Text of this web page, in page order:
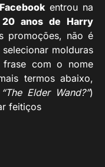
Facebook entrou na
20 anos de Harry
promoções, não é
molduras
com o nome
termos abaixo,
“The Elder Wand?”)
feitiços